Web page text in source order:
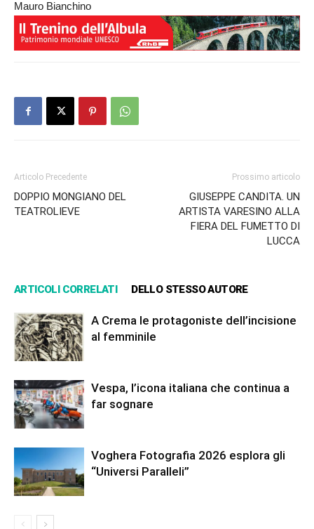
Mauro Bianchino
Articolo Precedente
DOPPIO MONGIANO DEL
TEATROLIEVE
Prossimo articolo
GIUSEPPE CANDITA. UN
ARTISTA VARESINO ALLA
FIERA DEL FUMETTO DI
LUCCA
ARTICOLI CORRELATI DELLO STESSO AUTORE
A Crema le protagoniste dell’incisione
al femminile
Vespa, l’icona italiana che continua a
far sognare
Voghera Fotografia 2026 esplora gli
“Universi Paralleli”